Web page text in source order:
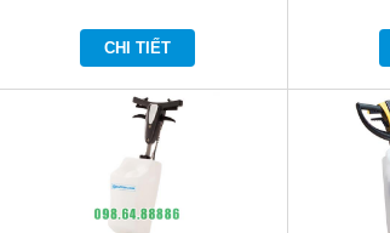
CHI TIẾT